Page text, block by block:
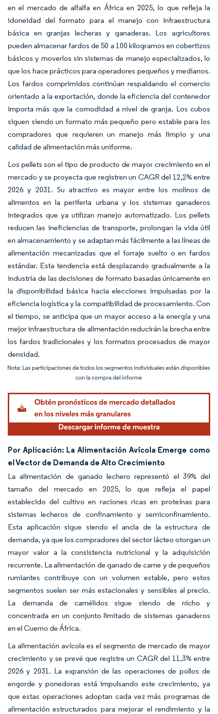
en el mercado de alfalfa en África en 2025, lo que refleja la
idoneidad del formato para el manejo con infraestructura
básica en granjas lecheras y ganaderas. Los agricultores
pueden almacenar fardos de 50 a 100 kilogramos en cobertizos
básicos y moverlos sin sistemas de manejo especializados, lo
que los hace prácticos para operadores pequeños y medianos.
Los fardos comprimidos continúan respaldando el comercio
orientado a la exportación, donde la eficiencia del contenedor
importa más que la comodidad a nivel de granja. Los cubos
siguen siendo un formato más pequeño pero estable para los
compradores que requieren un manejo más limpio y una
calidad de alimentación más uniforme.
Los pellets son el tipo de producto de mayor crecimiento en el
mercado y se proyecta que registren un CAGR del 12,2% entre
2026 y 2031. Su atractivo es mayor entre los molinos de
alimentos en la periferia urbana y los sistemas ganaderos
integrados que ya utilizan manejo automatizado. Los pellets
reducen las ineficiencias de transporte, prolongan la vida útil
en almacenamiento y se adaptan más fácilmente a las líneas de
alimentación mecanizadas que el forraje suelto o en fardos
estándar. Esta tendencia está desplazando gradualmente a la
industria de las decisiones de formato basadas únicamente en
la disponibilidad básica hacia elecciones impulsadas por la
eficiencia logística y la compatibilidad de procesamiento. Con
el tiempo, se anticipa que un mayor acceso a la energía y una
mejor infraestructura de alimentación reducirán la brecha entre
los fardos tradicionales y los formatos procesados de mayor
densidad.
Imagen © Mordor Intelligence. El uso requiere atribución según CC BY 4.0.
Por Aplicación: La Alimentación Avícola Emerge como
el Vector de Demanda de Alto Crecimiento
La alimentación de ganado lechero representó el 39% del
tamaño del mercado en 2025, lo que refleja el papel
establecido del cultivo en raciones ricas en proteínas para
sistemas lecheros de confinamiento y semiconfinamiento.
Esta aplicación sigue siendo el ancla de la estructura de
demanda, ya que los compradores del sector lácteo otorgan un
mayor valor a la consistencia nutricional y la adquisición
recurrente. La alimentación de ganado de carne y de pequeños
rumiantes contribuye con un volumen estable, pero estos
segmentos suelen ser más estacionales y sensibles al precio.
La demanda de camélidos sigue siendo de nicho y
concentrada en un conjunto limitado de sistemas ganaderos
en el Cuerno de África.
La alimentación avícola es el segmento de mercado de mayor
crecimiento y se prevé que registre un CAGR del 11,3% entre
2026 y 2031. La expansión de las operaciones de pollos de
engorde y ponedoras está impulsando este crecimiento, ya
que estas operaciones adoptan cada vez más programas de
alimentación estructurados para mejorar el rendimiento y la